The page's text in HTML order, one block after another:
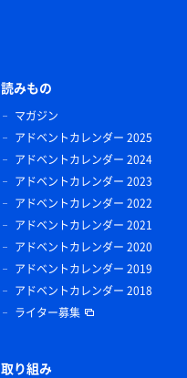
読みもの
マガジン
アドベントカレンダー 2025
アドベントカレンダー 2024
アドベントカレンダー 2023
アドベントカレンダー 2022
アドベントカレンダー 2021
アドベントカレンダー 2020
アドベントカレンダー 2019
アドベントカレンダー 2018
ライター募集
取り組み